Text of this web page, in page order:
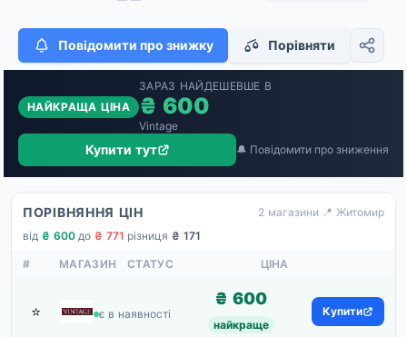
Повідомити про знижку Порівняти
НАЙКРАЩА ЦІНА
ЗАРАЗ НАЙДЕШЕВШЕ В
₴ 600
Vintage
Купити тут 🔔 Повідомити про зниження
ПОРІВНЯННЯ ЦІН 2 магазини· 📍 Житомир
від ₴ 600·до ₴ 771·різниця ₴ 171
# МАГАЗИН СТАТУС ЦІНА
⭐ Vintage
є в наявності
₴ 600
найкраще
Купити